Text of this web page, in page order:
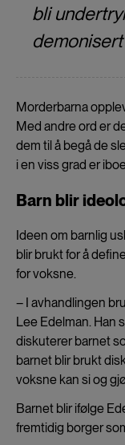
bli
Morderbarna
Med andre ord er
dem til å begå de
i en viss grad er
Barn blir
Ideen om barnlig
blir brukt for å
for voksne.
– I avhandlingen
Lee Edelman. Han
diskuterer barnet
barnet blir brukt
voksne kan si og
Barnet blir ifølge
fremtidig borger